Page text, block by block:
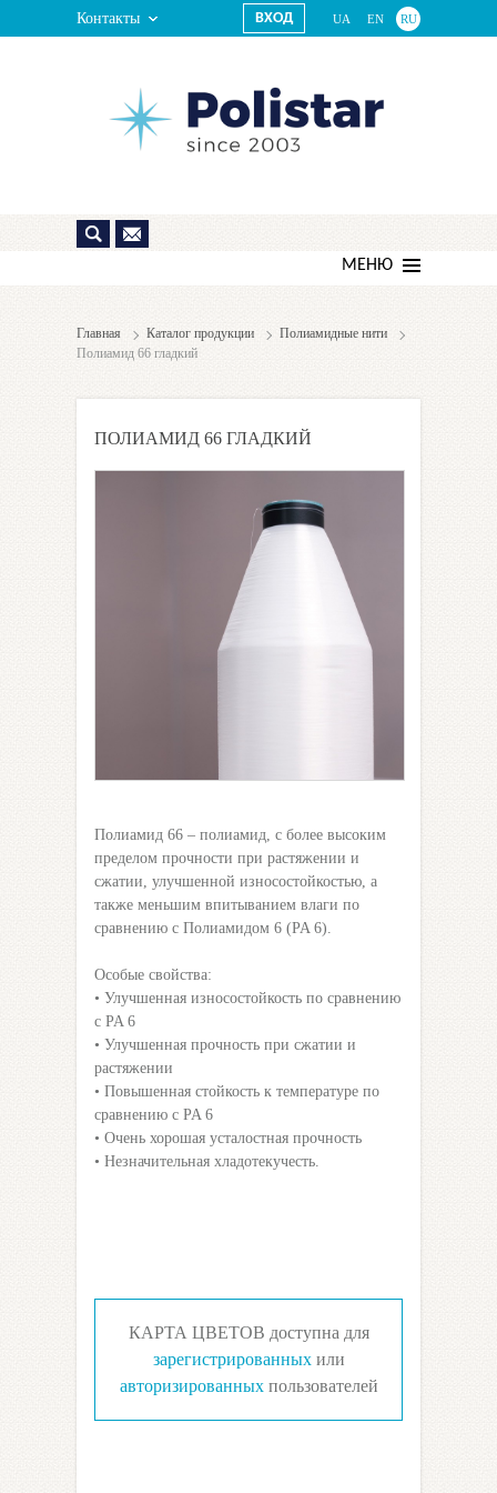
Контакты UA EN RU
ВХОД
МЕНЮ
Главная Каталог продукции
Полиамидные нити
Полиамид 66 гладкий
ПОЛИАМИД 66 ГЛАДКИЙ
Полиамид 66 – полиамид, с более высоким
пределом прочности при растяжении и
сжатии, улучшенной износостойкостью, а
также меньшим впитыванием влаги по
сравнению с Полиамидом 6 (PA 6).
Особые свойства:
• Улучшенная износостойкость по сравнению
с PA 6
• Улучшенная прочность при сжатии и
растяжении
• Повышенная стойкость к температуре по
сравнению с PA 6
• Очень хорошая усталостная прочность
• Незначительная хладотекучесть.
КАРТА ЦВЕТОВ доступна для
зарегистрированныхили
авторизированныхпользователей